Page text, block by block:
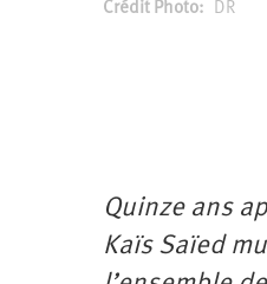
Crédit Photo DR
Quinze ans
Kaïs Saïed